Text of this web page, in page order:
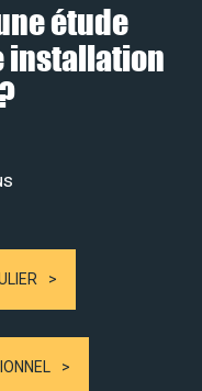
étude
installation